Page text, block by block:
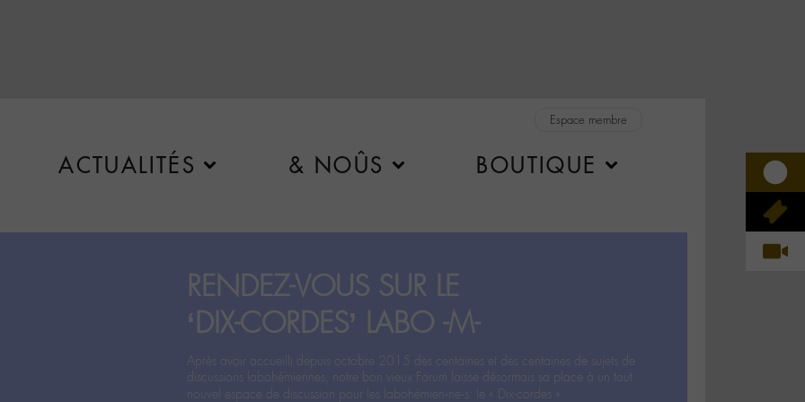
Espace membre
ACTUALITÉS & NOÛS BOUTIQUE
RENDEZ-VOUS SUR LE
‘DIX-CORDES’ LABO -M-
Après avoir accueilli depuis octobre 2015 des centaines et des centaines de sujets de
discussions labohémiennes, notre bon vieux Forum laisse désormais sa place à un tout
nouvel espace de discussion pour les labohémien‧ne‧s: le « Dix-cordes ».